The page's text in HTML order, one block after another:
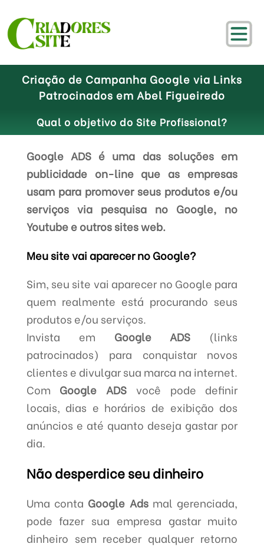
Criação de Campanha Google via Links
Patrocinados em Abel Figueiredo
Qual o objetivo do Site Profissional?
Google ADS é uma das soluções em
publicidade on-line que as empresas
usam para promover seus produtos e/ou
serviços via pesquisa no Google, no
Youtube e outros sites web.
Meu site vai aparecer no Google?
Sim, seu site vai aparecer no Google para
quem realmente está procurando seus
produtos e/ou serviços.
Invista em Google ADS (links
patrocinados) para conquistar novos
clientes e divulgar sua marca na internet.
Com Google ADS você pode definir
locais, dias e horários de exibição dos
anúncios e até quanto deseja gastar por
dia.
Não desperdice seu dinheiro
Uma conta Google Adsmal gerenciada,
pode fazer sua empresa gastar muito
dinheiro sem receber qualquer retorno